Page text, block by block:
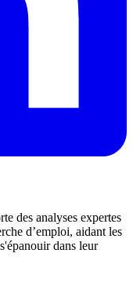
des analyses expertes
d’emploi, aidant les
dans leur